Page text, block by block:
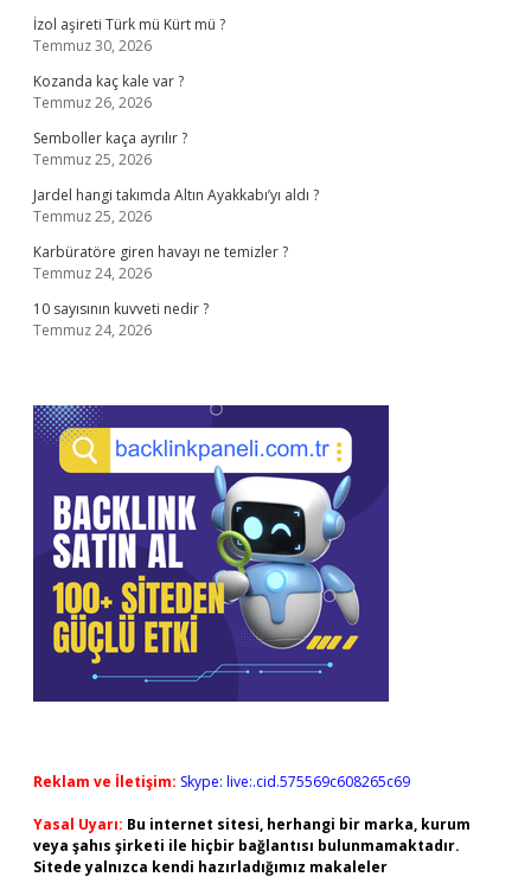
İzol aşireti Türk mü Kürt mü ?
Temmuz 30, 2026
Kozanda kaç kale var ?
Temmuz 26, 2026
Semboller kaça ayrılır ?
Temmuz 25, 2026
Jardel hangi takımda Altın Ayakkabı’yı aldı ?
Temmuz 25, 2026
Karbüratöre giren havayı ne temizler ?
Temmuz 24, 2026
10 sayısının kuvveti nedir ?
Temmuz 24, 2026
Reklam ve İletişim: Skype: live:.cid.575569c608265c69
Yasal Uyarı: Bu internet sitesi, herhangi bir marka, kurum
veya şahıs şirketi ile hiçbir bağlantısı bulunmamaktadır.
Sitede yalnızca kendi hazırladığımız makaleler